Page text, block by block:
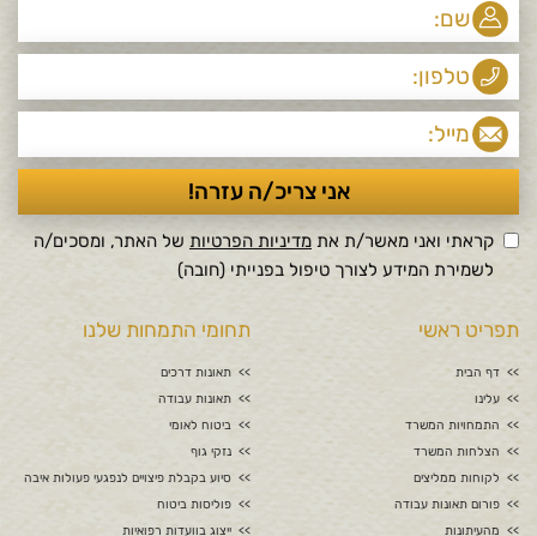
קראתי ואני מאשר/ת את מדיניות הפרטיות של האתר, ומסכים/ה
לשמירת המידע לצורך טיפול בפנייתי (חובה)
תפריט ראשי
דף הבית
עלינו
התמחויות המשרד
הצלחות המשרד
לקוחות ממליצים
פורום תאונות עבודה
מהעיתונות
תחומי התמחות שלנו
תאונות דרכים
תאונות עבודה
ביטוח לאומי
נזקי גוף
סיוע בקבלת פיצויים לנפגעי פעולות איבה
פוליסות ביטוח
ייצוג בוועדות רפואיות